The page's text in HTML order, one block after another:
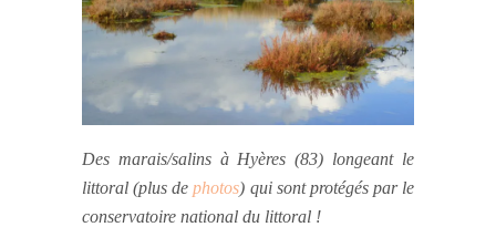
Des marais/salins à Hyères (83) longeant le
littoral (plus dephotos) qui sont protégés par le
conservatoire national du littoral !